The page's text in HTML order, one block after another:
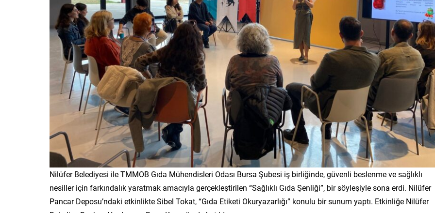
Nilüfer Belediyesi ile TMMOB Gıda Mühendisleri Odası Bursa Şubesi iş birliğinde, güvenli beslenme ve sağlıklı
nesiller için farkındalık yaratmak amacıyla gerçekleştirilen “Sağlıklı Gıda Şenliği”, bir söyleşiyle sona erdi. Nilüfer
Pancar Deposu’ndaki etkinlikte Sibel Tokat, “Gıda Etiketi Okuryazarlığı” konulu bir sunum yaptı. Etkinliğe Nilüfer